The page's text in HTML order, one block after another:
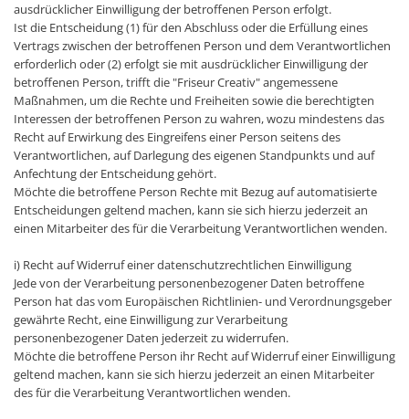
ausdrücklicher Einwilligung der betroffenen Person erfolgt.
Ist die Entscheidung (1) für den Abschluss oder die Erfüllung eines
Vertrags zwischen der betroffenen Person und dem Verantwortlichen
erforderlich oder (2) erfolgt sie mit ausdrücklicher Einwilligung der
betroffenen Person, trifft die "Friseur Creativ" angemessene
Maßnahmen, um die Rechte und Freiheiten sowie die berechtigten
Interessen der betroffenen Person zu wahren, wozu mindestens das
Recht auf Erwirkung des Eingreifens einer Person seitens des
Verantwortlichen, auf Darlegung des eigenen Standpunkts und auf
Anfechtung der Entscheidung gehört.
Möchte die betroffene Person Rechte mit Bezug auf automatisierte
Entscheidungen geltend machen, kann sie sich hierzu jederzeit an
einen Mitarbeiter des für die Verarbeitung Verantwortlichen wenden.
i) Recht auf Widerruf einer datenschutzrechtlichen Einwilligung
Jede von der Verarbeitung personenbezogener Daten betroffene
Person hat das vom Europäischen Richtlinien- und Verordnungsgeber
gewährte Recht, eine Einwilligung zur Verarbeitung
personenbezogener Daten jederzeit zu widerrufen.
Möchte die betroffene Person ihr Recht auf Widerruf einer Einwilligung
geltend machen, kann sie sich hierzu jederzeit an einen Mitarbeiter
des für die Verarbeitung Verantwortlichen wenden.